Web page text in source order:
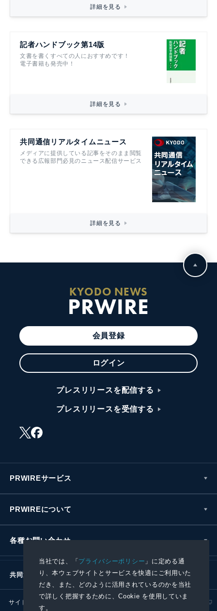
当社では、「プライバシーポリシー 」に定める通
り、本ウェブサイトとサービスを快適にご利用いた
だき、また、どのように活用されているのかを当社
で詳しく把握するために、Cookie を使用していま
す。
詳細を見る
記者ハンドブック第14版
文書を書くすべての人におすすめです！
電子書籍も発売中！
詳細を見る
共同通信リアルタイムニュース
メディアに提供している記事をそのまま閲覧
できる広報部門必見のニュース配信サービス
詳細を見る
KYODO NEWS
PRWIRE
会員登録
ログイン
プレスリリースを配信する
プレスリリースを受信する
PRWIREサービス
PRWIREについて
各種お問い合わせ
共同通信社グループ
サイトポリシー